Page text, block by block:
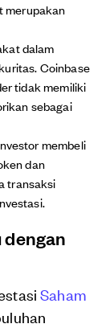
merupakan
dalam
Coinbase
tidak memiliki
sebagai
membeli
dan
transaksi
dengan
Saham